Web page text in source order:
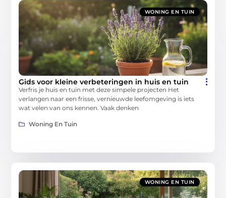
WONING EN TUIN
Gids voor kleine verbeteringen in huis en tuin
Verfris je huis en tuin met deze simpele projecten Het
verlangen naar een frisse, vernieuwde leefomgeving is iets
wat velen van ons kennen. Vaak denken
Woning En Tuin
WONING EN TUIN